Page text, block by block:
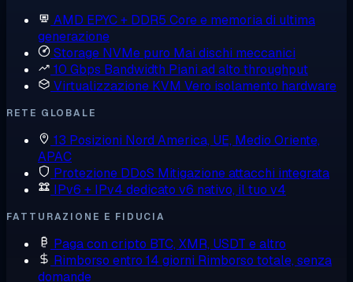
AMD EPYC + DDR5 Core e memoria di ultima
generazione
Storage NVMe puro Mai dischi meccanici
10 Gbps Bandwidth Piani ad alto throughput
Virtualizzazione KVM Vero isolamento hardware
RETE GLOBALE
13 Posizioni Nord America, UE, Medio Oriente,
APAC
Protezione DDoS Mitigazione attacchi integrata
IPv6 + IPv4 dedicato v6 nativo, il tuo v4
FATTURAZIONE E FIDUCIA
Paga con cripto BTC, XMR, USDT e altro
Rimborso entro 14 giorni Rimborso totale, senza
domande